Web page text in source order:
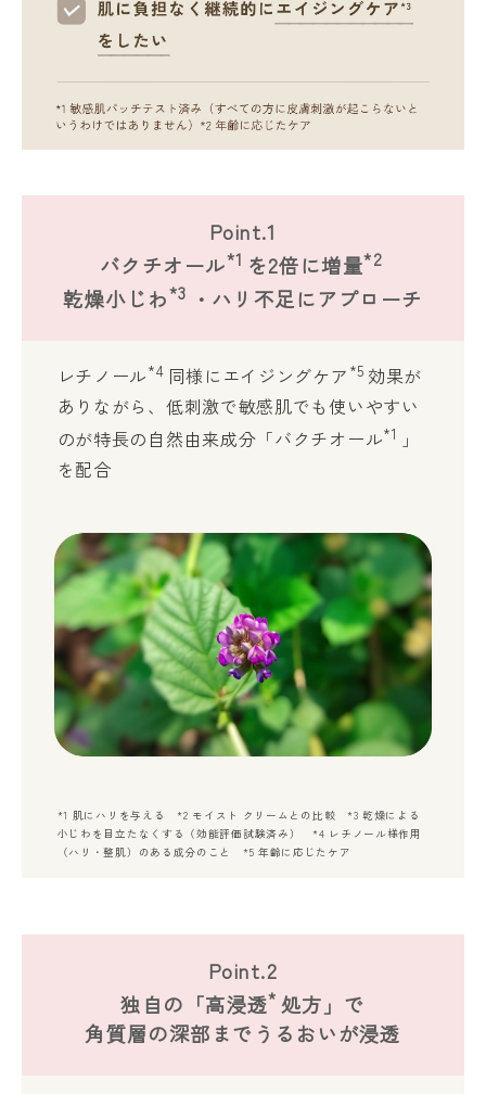
Point.1
バクチオール*1 を2倍に増量*2
乾燥小じわ*3 ・ハリ不足にアプローチ
レチノール*4 同様にエイジングケア *5 効果が
ありながら、低刺激で敏感肌でも使いやすい
のが特長の自然由来成分「バクチオール*1 」
を配合
*1 肌にハリを与える *2 モイスト クリームとの比較 *3 乾燥による
小じわを目立たなくする（効能評価試験済み） *4 レチノール様作用
（ハリ・整肌）のある成分のこと *5 年齢に応じたケア
Point.2
独自の「高浸透* 処方」で
角質層の深部までうるおいが浸透